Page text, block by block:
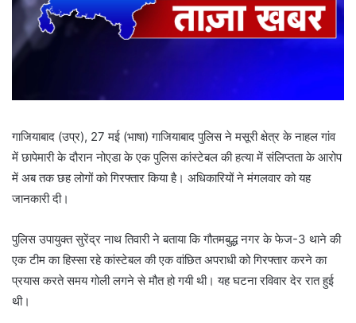
गाजियाबाद (उप्र), 27 मई (भाषा) गाजियाबाद पुलिस ने मसूरी क्षेत्र के नाहल गांव
में छापेमारी के दौरान नोएडा के एक पुलिस कांस्टेबल की हत्या में संलिप्तता के आरोप
में अब तक छह लोगों को गिरफ्तार किया है। अधिकारियों ने मंगलवार को यह
जानकारी दी।
पुलिस उपायुक्त सुरेंद्र नाथ तिवारी ने बताया कि गौतमबुद्ध नगर के फेज-3 थाने की
एक टीम का हिस्सा रहे कांस्टेबल की एक वांछित अपराधी को गिरफ्तार करने का
प्रयास करते समय गोली लगने से मौत हो गयी थी। यह घटना रविवार देर रात हुई
थी।